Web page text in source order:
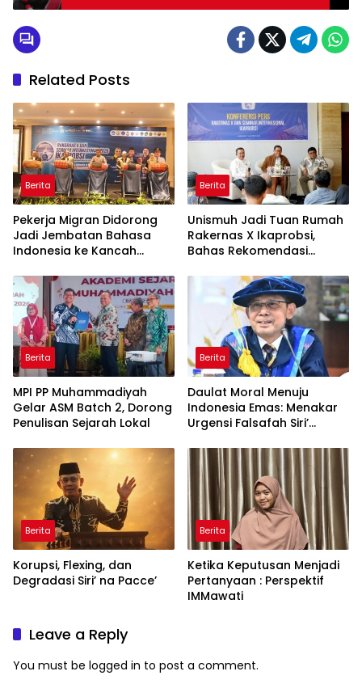
Related Posts
Berita
Pekerja Migran Didorong
Jadi Jembatan Bahasa
Indonesia ke Kancah
Berita
Unismuh Jadi Tuan Rumah
Rakernas X Ikaprobsi,
Bahas Rekomendasi
Indonesia di Tingkat
Global
Berita
MPI PP Muhammadiyah
Gelar ASM Batch 2, Dorong
Penulisan Sejarah Lokal
Berita
Daulat Moral Menuju
Indonesia Emas: Menakar
Urgensi Falsafah Siri’
Ancaman Kleptokrasi
Berita
Korupsi, Flexing, dan
Degradasi Siri’ na Pacce’
Berita
Ketika Keputusan Menjadi
Pertanyaan : Perspektif
IMMawati
Leave a Reply
You must be logged in to post a comment.